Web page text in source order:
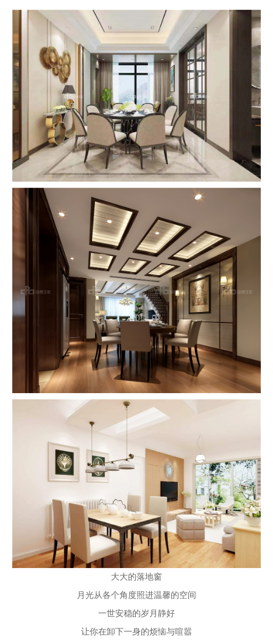
大大的落地窗
月光从各个角度照进温馨的空间
一世安稳的岁月静好
让你在卸下一身的烦恼与喧嚣